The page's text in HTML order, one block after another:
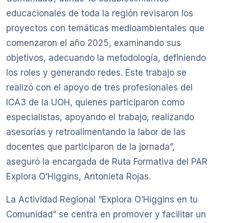
educacionales de toda la región revisaron los
proyectos con temáticas medioambientales que
comenzaron el año 2025, examinando sus
objetivos, adecuando la metodología, definiendo
los roles y generando redes. Este trabajo se
realizó con el apoyo de tres profesionales del
ICA3 de la UOH, quienes participaron como
especialistas, apoyando el trabajo, realizando
asesorías y retroalimentando la labor de las
docentes que participaron de la jornada”,
aseguró la encargada de Ruta Formativa del PAR
Explora O’Higgins, Antonieta Rojas.
La Actividad Regional “Explora O’Higgins en tu
Comunidad” se centra en promover y facilitar un